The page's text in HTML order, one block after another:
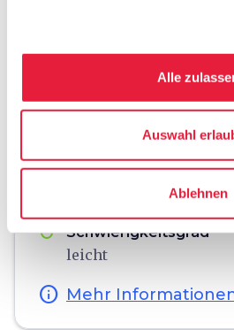
Alle
Auswahl
Ablehnen
Auf der Karte
directions
Schwierigkeitsgrad
leicht
info Mehr